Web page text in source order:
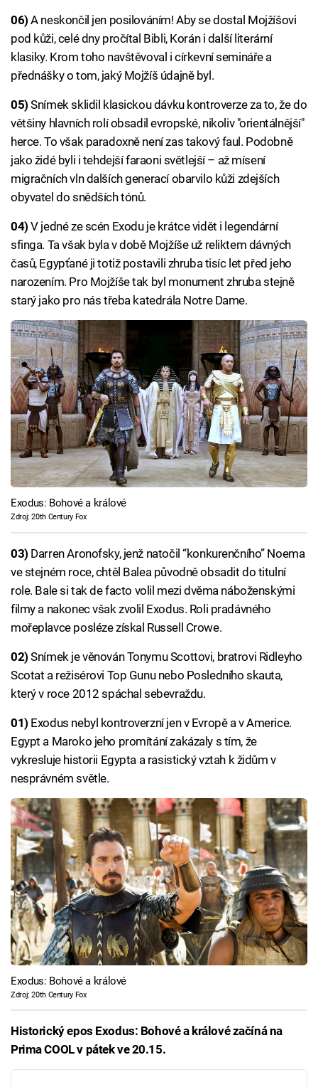
06) A neskončil jen posilováním! Aby se dostal Mojžíšovi
pod kůži, celé dny pročítal Bibli, Korán i další literární
klasiky. Krom toho navštěvoval i církevní semináře a
přednášky o tom, jaký Mojžíš údajně byl.
05) Snímek sklidil klasickou dávku kontroverze za to, že do
většiny hlavních rolí obsadil evropské, nikoliv "orientálnější"
herce. To však paradoxně není zas takový faul. Podobně
jako židé byli i tehdejší faraoni světlejší – až mísení
migračních vln dalších generací obarvilo kůži zdejších
obyvatel do snědších tónů.
04)V jedné ze scén Exodu je krátce vidět i legendární
sfinga. Ta však byla v době Mojžíše už reliktem dávných
časů, Egypťané ji totiž postavili zhruba tisíc let před jeho
narozením. Pro Mojžíše tak byl monument zhruba stejně
starý jako pro nás třeba katedrála Notre Dame.
Exodus: Bohové a králové
Zdroj: 20th Century Fox
03) Darren Aronofsky, jenž natočil “konkurenčního” Noema
ve stejném roce, chtěl Balea původně obsadit do titulní
role. Bale si tak de facto volil mezi dvěma náboženskými
filmy a nakonec však zvolil Exodus. Roli pradávného
mořeplavce posléze získal Russell Crowe.
02)Snímek je věnován Tonymu Scottovi, bratrovi Ridleyho
Scotat a režisérovi Top Gunu nebo Posledního skauta,
který v roce 2012 spáchal sebevraždu.
01) Exodus nebyl kontroverzní jen v Evropě a v Americe.
Egypt a Maroko jeho promítání zakázaly s tím, že
vykresluje historii Egypta a rasistický vztah k židům v
nesprávném světle.
Exodus: Bohové a králové
Zdroj: 20th Century Fox
Historický epos Exodus: Bohové a králové začíná na
Prima COOL v pátek ve 20.15.